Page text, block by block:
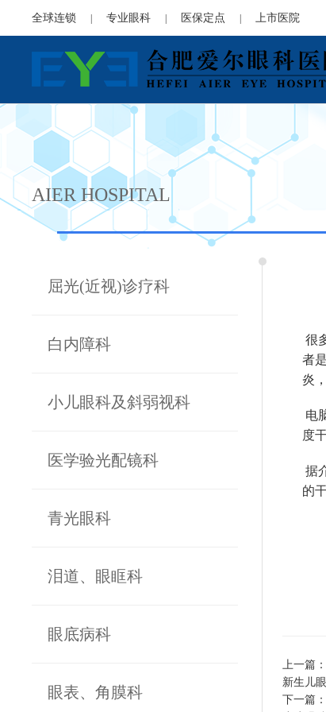
全球连锁 | 专业眼科 | 医保定点 | 上市医院
AIER HOSPITAL
屈光(近视)诊疗科
白内障科
小儿眼科及斜弱视科
医学验光配镜科
青光眼科
泪道、眼眶科
眼底病科
眼表、角膜科
很
者
炎
电
度
据
的
上一篇：
新生儿
下一篇：